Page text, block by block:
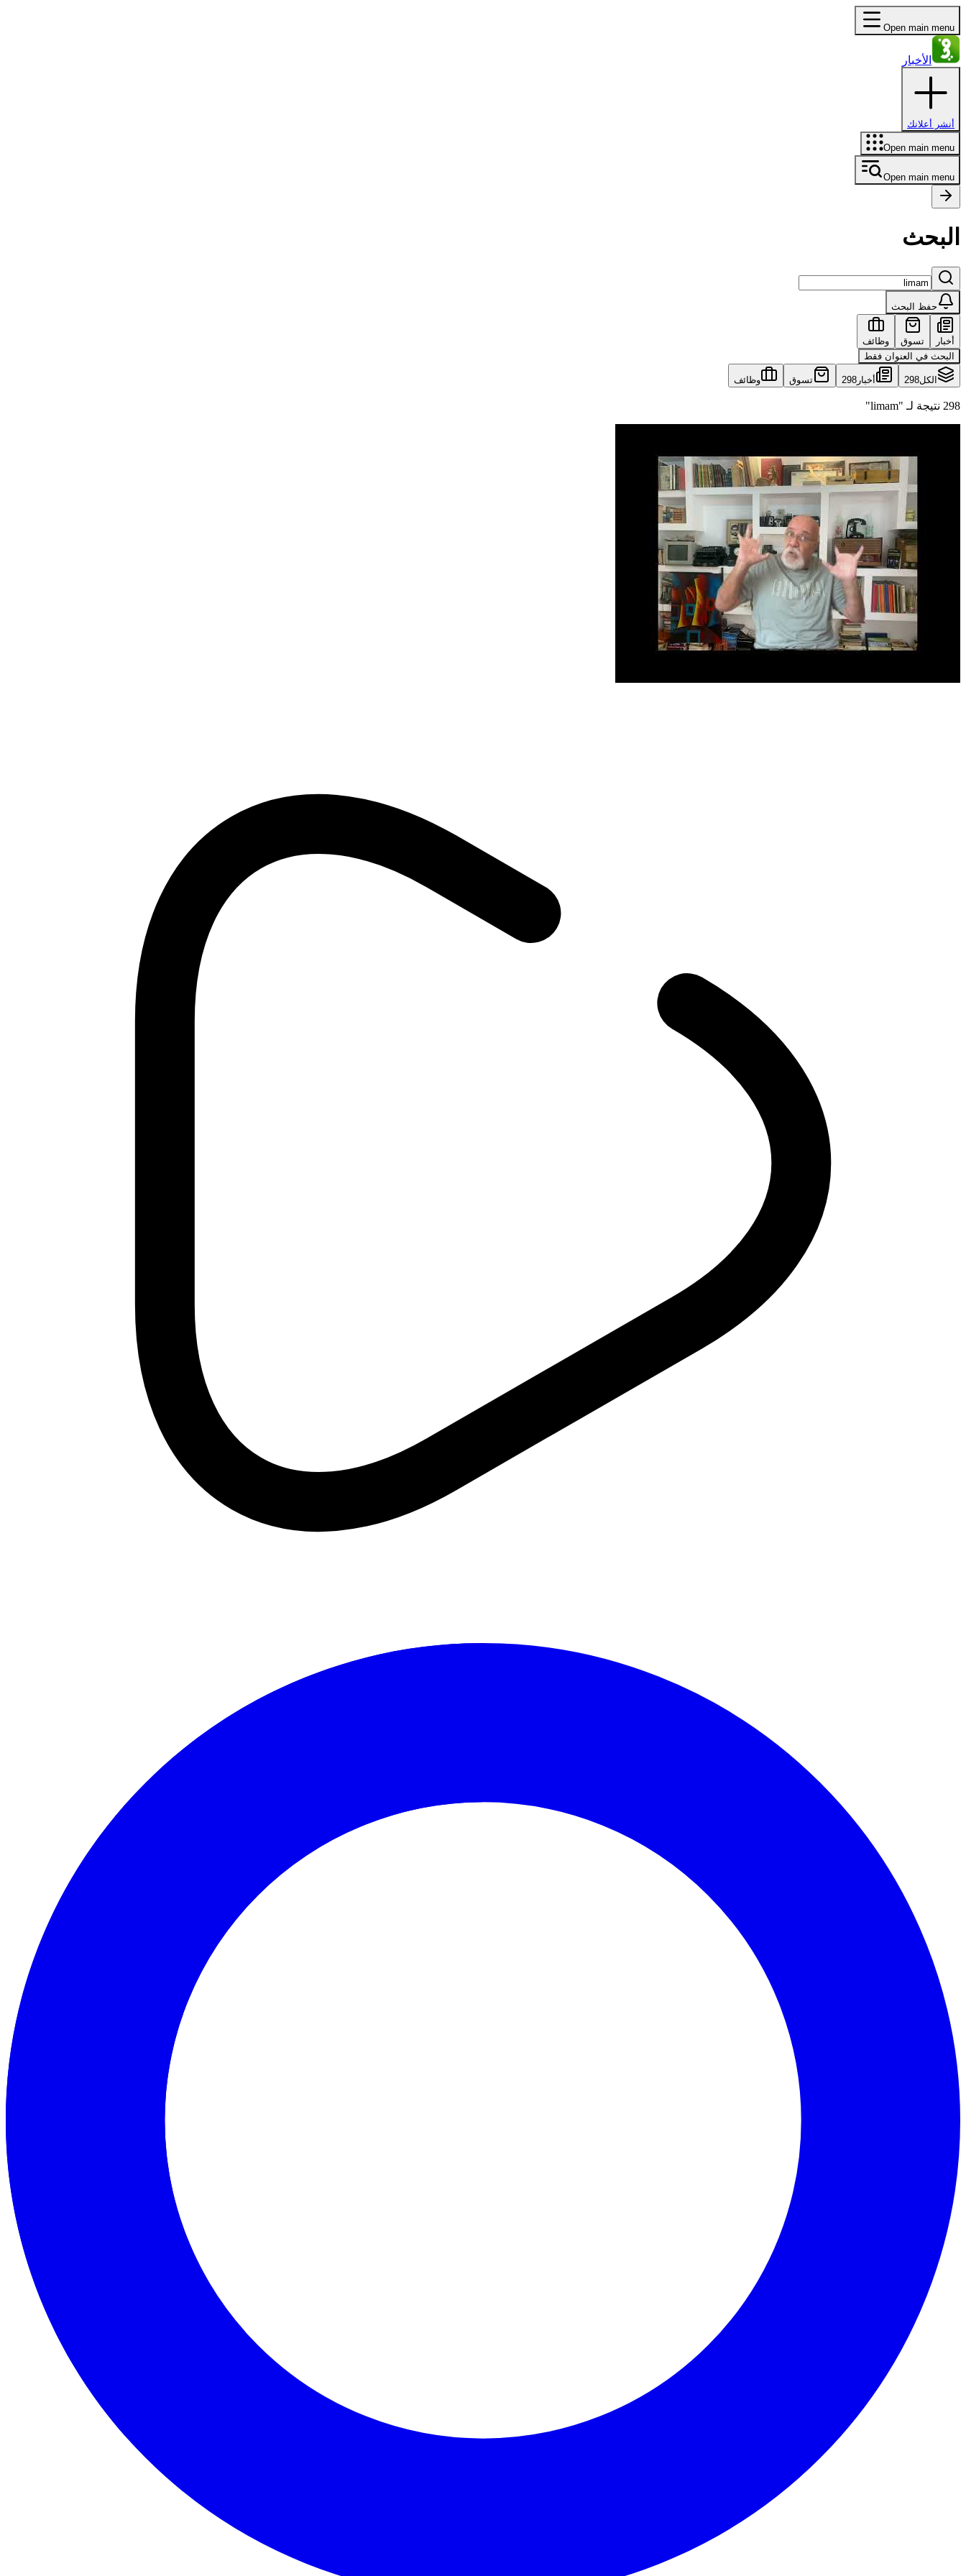
Open main menu
الأخبار
أنشر أعلانك
Open main menu
Open main menu
البحث
حفظ البحث
أخبار تسوق
وظائف
البحث في العنوان فقط
الكل298 أخبار 298 تسوق وظائف
298 نتيجة لـ "limam"